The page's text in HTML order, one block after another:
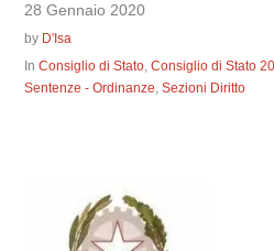
28 Gennaio 2020
by D'Isa
InConsiglio di Stato,Consiglio di Stato
Sentenze - Ordinanze,Sezioni Diritto